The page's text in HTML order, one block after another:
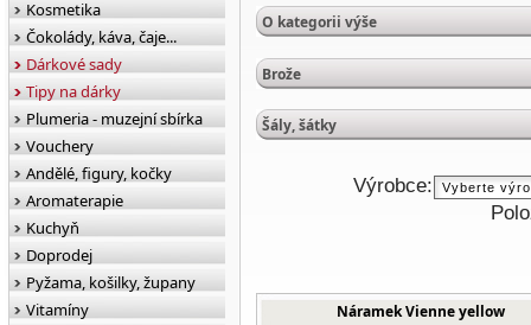
O kategorii výše
Brože
Šály, šátky
Výrobce:
Náramek Vienne yellow
Kosmetika
Čokolády, káva, čaje...
Dárkové sady
Tipy na dárky
Plumeria - muzejní sbírka
Vouchery
Andělé, figury, kočky
Aromaterapie
Kuchyň
Doprodej
Pyžama, košilky, župany
Vitamíny